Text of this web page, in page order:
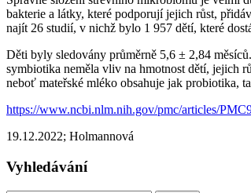
bakterie a látky, které podporují jejich růst,
najít 26 studií, v nichž bylo 1 957 dětí, které
Děti byly sledovány průměrně 5,6 ± 2,84
symbiotika neměla vliv na hmotnost dětí, jejich
neboť mateřské mléko obsahuje jak probiotika,
https://www.ncbi.nlm.nih.gov/pmc/articles/
19.12.2022; Holmannová
Vyhledávání